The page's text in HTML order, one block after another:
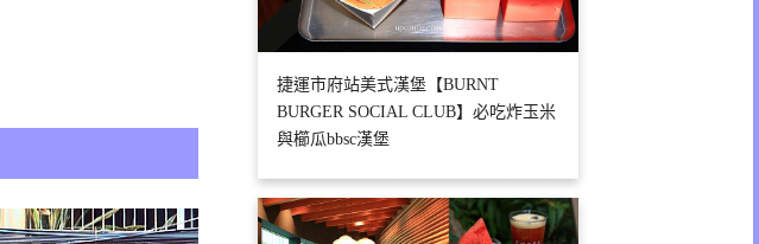
捷運市府站美式漢堡【BURNT
BURGER SOCIAL CLUB】必吃炸玉米
與櫛瓜bbsc漢堡